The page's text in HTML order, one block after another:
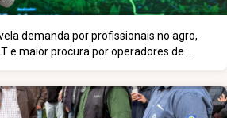
demanda por profissionais no agro,
e maior procura por operadores de